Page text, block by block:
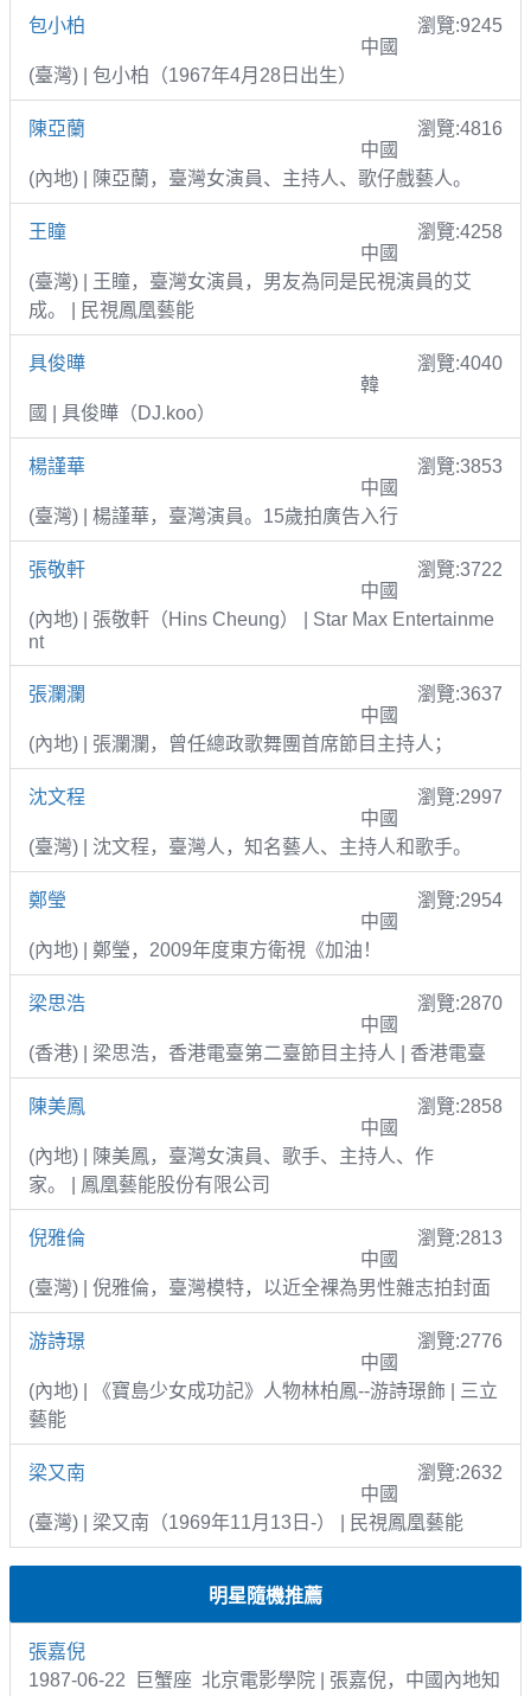
包小柏
瀏覽:9245
中國
(臺灣) | 包小柏（1967年4月28日出生）
陳亞蘭
瀏覽:4816
中國
(內地) | 陳亞蘭，臺灣女演員、主持人、歌仔戲藝人。
王瞳
瀏覽:4258
中國
(臺灣) | 王瞳，臺灣女演員，男友為同是民視演員的艾
成。 | 民視鳳凰藝能
具俊曄
瀏覽:4040
韓
國 | 具俊曄（DJ.koo）
楊謹華
瀏覽:3853
中國
(臺灣) | 楊謹華，臺灣演員。15歲拍廣告入行
張敬軒
瀏覽:3722
中國
(內地) | 張敬軒（Hins Cheung） | Star Max Entertainme
nt
張瀾瀾
瀏覽:3637
中國
(內地) | 張瀾瀾，曾任總政歌舞團首席節目主持人；
沈文程
瀏覽:2997
中國
(臺灣) | 沈文程，臺灣人，知名藝人、主持人和歌手。
鄭瑩
瀏覽:2954
中國
(內地) | 鄭瑩，2009年度東方衛視《加油！
梁思浩
瀏覽:2870
中國
(香港) | 梁思浩，香港電臺第二臺節目主持人 | 香港電臺
陳美鳳
瀏覽:2858
中國
(內地) | 陳美鳳，臺灣女演員、歌手、主持人、作
家。 | 鳳凰藝能股份有限公司
倪雅倫
瀏覽:2813
中國
(臺灣) | 倪雅倫，臺灣模特，以近全裸為男性雜志拍封面
游詩璟
瀏覽:2776
中國
(內地) | 《寶島少女成功記》人物林柏鳳--游詩璟飾 | 三立
藝能
梁又南
瀏覽:2632
中國
(臺灣) | 梁又南（1969年11月13日-） | 民視鳳凰藝能
明星隨機推薦
張嘉倪
1987-06-22 巨蟹座 北京電影學院 | 張嘉倪，中國內地知